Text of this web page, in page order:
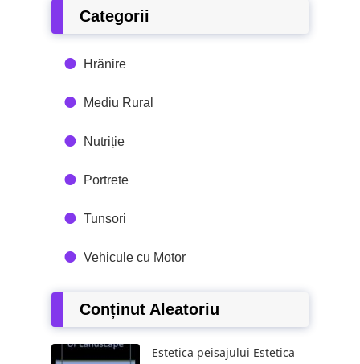
Categorii
Hrănire
Mediu Rural
Nutriție
Portrete
Tunsori
Vehicule cu Motor
Conținut Aleatoriu
Estetica peisajului Estetica